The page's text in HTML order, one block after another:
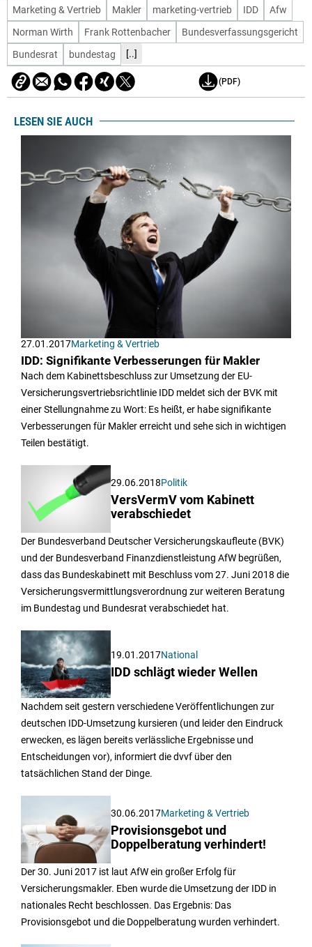
Marketing & Vertrieb Makler marketing-vertrieb IDD
Afw
Norman Wirth
Frank Rottenbacher
Bundesverfassungsgericht
Bundesrat
bundestag [..]
(PDF)
LESEN SIE AUCH
27.01.2017Marketing & Vertrieb
IDD: Signifikante Verbesserungen für Makler
Nach dem Kabinettsbeschluss zur Umsetzung der EU-
Versicherungsvertriebsrichtlinie IDD meldet sich der BVK mit
einer Stellungnahme zu Wort: Es heißt, er habe signifikante
Verbesserungen für Makler erreicht und sehe sich in wichtigen
Teilen bestätigt.
29.06.2018Politik
VersVermV vom Kabinett
verabschiedet
Der Bundesverband Deutscher Versicherungskaufleute (BVK)
und der Bundesverband Finanzdienstleistung AfW begrüßen,
dass das Bundeskabinett mit Beschluss vom 27. Juni 2018 die
Versicherungsvermittlungsverordnung zur weiteren Beratung
im Bundestag und Bundesrat verabschiedet hat.
19.01.2017National
IDD schlägt wieder Wellen
Nachdem seit gestern verschiedene Veröffentlichungen zur
deutschen IDD-Umsetzung kursieren (und leider den Eindruck
erwecken, es lägen bereits verlässliche Ergebnisse und
Entscheidungen vor), informiert die dvvf über den
tatsächlichen Stand der Dinge.
30.06.2017Marketing & Vertrieb
Provisionsgebot und
Doppelberatung verhindert!
Der 30. Juni 2017 ist laut AfW ein großer Erfolg für
Versicherungsmakler. Eben wurde die Umsetzung der IDD in
nationales Recht beschlossen. Das Ergebnis: Das
Provisionsgebot und die Doppelberatung wurden verhindert.